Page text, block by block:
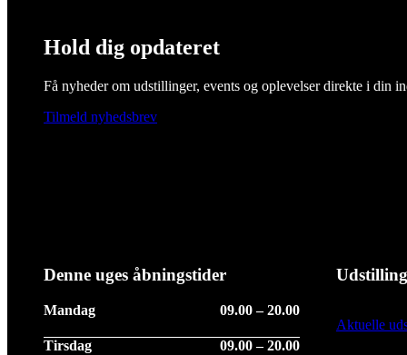
Hold dig opdateret
Få nyheder om udstillinger, events og oplevelser direkte i din
Tilmeld nyhedsbrev
Denne uges åbningstider
Mandag 09.00 – 20.00
Tirsdag 09.00 – 20.00
Aktuelle